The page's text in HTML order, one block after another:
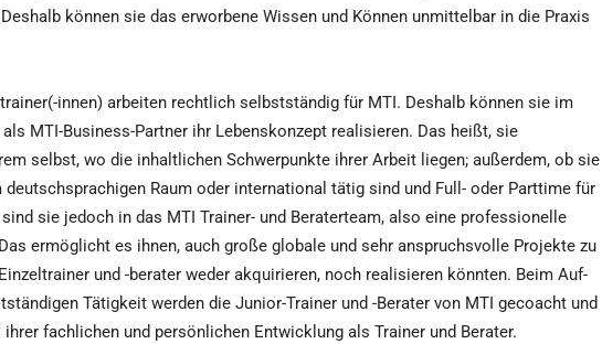
können sie das erworbene Wissen und Können unmittelbar in die Praxis
innen) arbeiten rechtlich selbstständig für MTI. Deshalb können sie im
MTI-Business-Partner ihr Lebenskonzept realisieren. Das heißt, sie
selbst, wo die inhaltlichen Schwerpunkte ihrer Arbeit liegen; außerdem, ob sie
Raum oder international tätig sind und Full- oder Parttime für
sie jedoch in das MTI Trainer- und Beraterteam, also eine professionelle
ermöglicht es ihnen, auch große globale und sehr anspruchsvolle Projekte zu
und -berater weder akquirieren, noch realisieren könnten. Beim Auf-
Tätigkeit werden die Junior-Trainer und -Berater von MTI gecoacht und
fachlichen und persönlichen Entwicklung als Trainer und Berater.